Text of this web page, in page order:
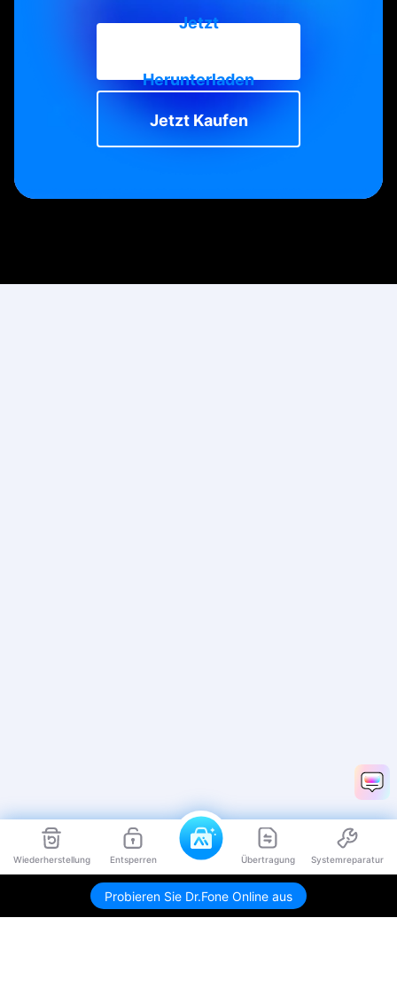
Wiederherstellung Entsperren Übertragung Systemreparatur
Probieren Sie Dr.Fone Online aus
Jetzt
Herunterladen
Jetzt Kaufen